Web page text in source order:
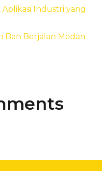
Industri yang
Ban Berjalan Medan